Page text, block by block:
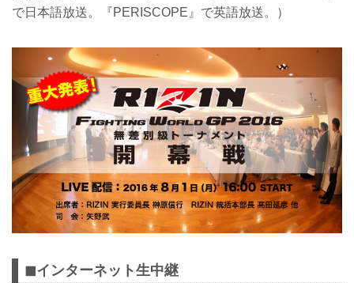
で日本語放送。『PERISCOPE』で英語放送。）
◼︎インターネット生中継